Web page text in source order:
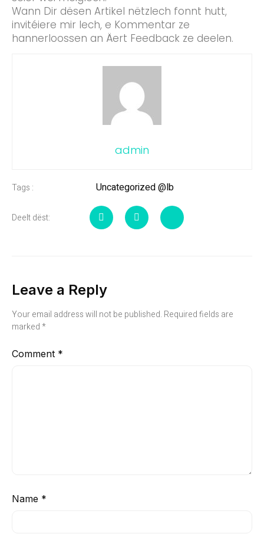
Wann Dir dësen Artikel nëtzlech fonnt hutt,
invitéiere mir Iech, e Kommentar ze
hannerloossen an Äert Feedback ze deelen.
admin
Tags : Uncategorized @lb
Deelt dëst:
Leave a Reply
Your email address will not be published. Required fields are
marked*
Comment *
Name *